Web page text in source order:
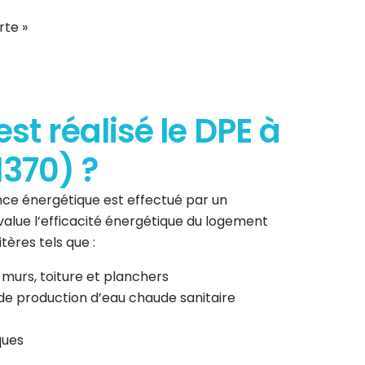
»
réalisé le DPE à
?
énergétique est effectué par un
l’efficacité énergétique du logement
tels que :
murs, toiture et planchers
production d’eau chaude sanitaire